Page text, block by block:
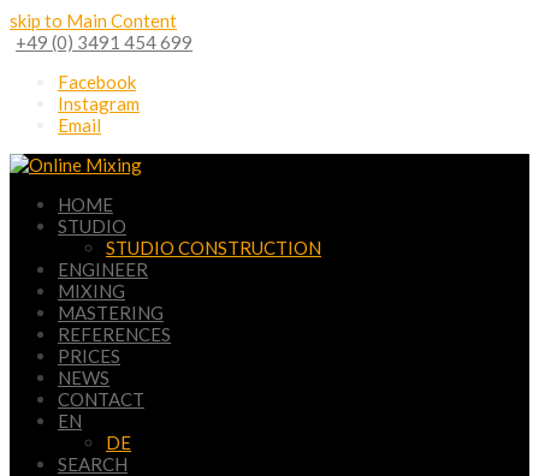
skip to Main Content
+49 (0) 3491 454 699
Facebook
Instagram
Email
HOME
STUDIO
STUDIO CONSTRUCTION
ENGINEER
MIXING
MASTERING
REFERENCES
PRICES
NEWS
CONTACT
EN
DE
SEARCH